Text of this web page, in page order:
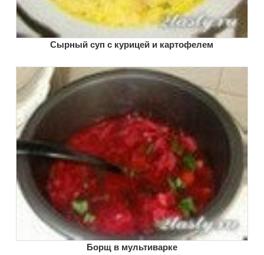
Сырный суп с курицей и картофелем
Борщ в мультиварке